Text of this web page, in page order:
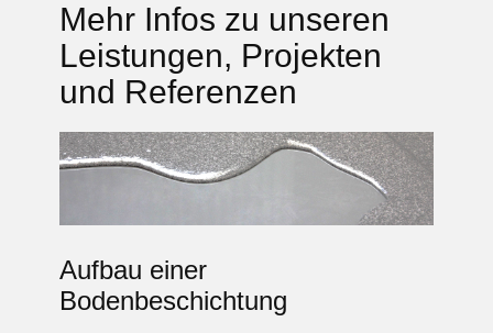
Mehr Infos zu unseren
Leistungen, Projekten
und Referenzen
Aufbau einer
Bodenbeschichtung